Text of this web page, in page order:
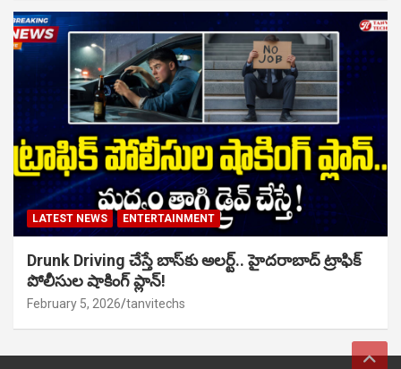
LATEST NEWS ENTERTAINMENT
Drunk Driving చేస్తే బాస్‌కు అలర్ట్.. హైదరాబాద్ ట్రాఫిక్
పోలీసుల షాకింగ్ ప్లాన్!
February 5, 2026 tanvitechs